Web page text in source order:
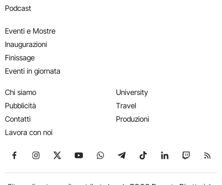
Podcast
Eventi e Mostre
Inaugurazioni
Finissage
Eventi in giornata
Chi siamo
Pubblicità
Contatti
Lavora con noi
University
Travel
Produzioni
Seguici su Facebook
Seguici su Instagram
Seguici su X
Seguici su YouTube
Seguici su WhatsApp
Seguici su Telegram
Seguici su TikTok
Seguici su
Seguici